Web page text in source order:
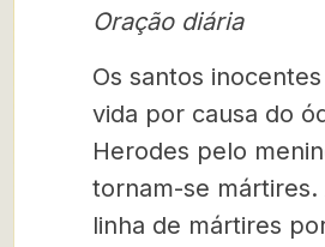
Oração diária
Os santos
vida por causa do
Herodes pelo
tornam-se mártires.
linha de mártires